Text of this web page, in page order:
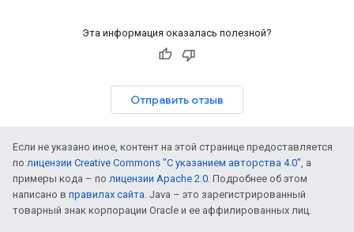
Эта информация оказалась полезной?
Отправить отзыв
Если не указано иное, контент на этой странице предоставляется
по лицензии Creative Commons "С указанием авторства 4.0", а
примеры кода – по лицензии Apache 2.0. Подробнее об этом
написано в правилах сайта. Java – это зарегистрированный
товарный знак корпорации Oracle и ее аффилированных лиц.